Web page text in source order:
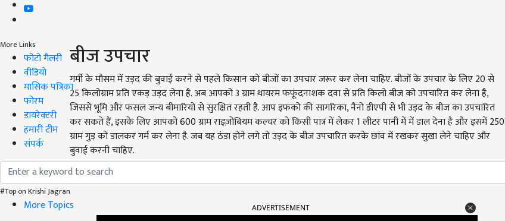
More Links
फोटो गैलरी
वीडियो
मासिक पत्रिका
फोरम
डायरेक्टरी
हमारी टीम
संपर्क
#Top on Krishi Jagran
More Topics
बीज उपचार
गर्मी के मौसम में उड़द की बुवाई करने से पहले किसान को बीजों का उपचार जरूर कर लेना चाहिए. बीजों के उपचार के लिए 20 से
25 किलोग्राम प्रति एकड़ उड़द लेना है. अब आपको 3 ग्राम थायरम फफूंदनाशक दवा से प्रति किलो बीज को उपचारित कर लेना है,
जिससे भूमि और फसल जन्य बीमारियों से सुरक्षित रहती है. आप इफको की सागरिका, नैनो डीएपी से भी उड़द के बीज का उपचारित
कर सकते हैं, इसके लिए आपको 600 ग्राम राइज़ोबियम कल्चर को किसी पात्र में लेकर 1 लीटर पानी में में डाल देना है और इसमें 250
ग्राम गुड़ को डालकर गर्म कर लेना है. जब यह ठंडा होने लगे तो उड़द के बीज उपचारित करके छांव में रखकर सुखा लेने चाहिए और
बुवाई करनी चाहिए.